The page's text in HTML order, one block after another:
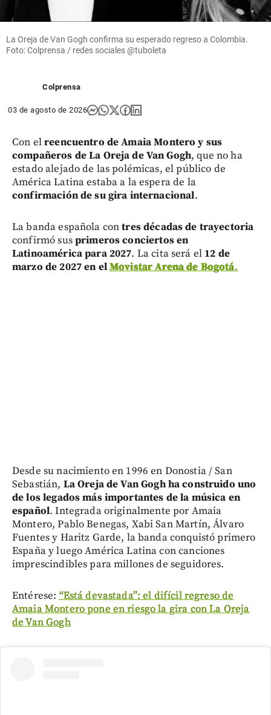
La Oreja de Van Gogh confirma su esperado regreso a Colombia.
Foto: Colprensa / redes sociales @tuboleta
Colprensa
03 de agosto de 2026
Con elreencuentro de Amaia Montero y sus
compañeros de La Oreja de Van Gogh, que no ha
estado alejado de las polémicas, el público de
América Latina estaba a la espera de la
confirmación de su gira internacional.
La banda española contres décadas de trayectoria
confirmó susprimeros conciertos en
Latinoamérica para 2027. La cita será el 12 de
marzo de 2027 en elMovistar Arena de Bogotá.
Desde su nacimiento en 1996 en Donostia / San
Sebastián, La Oreja de Van Gogh ha construido uno
de los legados más importantes de la música en
español. Integrada originalmente por Amaia
Montero, Pablo Benegas, Xabi San Martín, Álvaro
Fuentes y Haritz Garde, la banda conquistó primero
España y luego América Latina con canciones
imprescindibles para millones de seguidores.
Entérese: “Está devastada”: el difícil regreso de
Amaia Montero pone en riesgo la gira con La Oreja
de Van Gogh